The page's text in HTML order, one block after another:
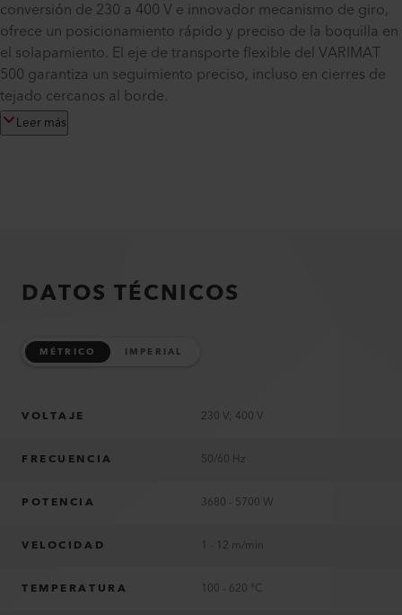
conversión de 230 a 400 V e innovador mecanismo de giro,
ofrece un posicionamiento rápido y preciso de la boquilla en
el solapamiento. El eje de transporte flexible del VARIMAT
500 garantiza un seguimiento preciso, incluso en cierres de
tejado cercanos al borde.
Leer más
DATOS TÉCNICOS
MÉTRICO IMPERIAL
VOLTAJE 230 V; 400 V
FRECUENCIA 50/60 Hz
POTENCIA 3680 - 5700 W
VELOCIDAD 1 - 12 m/min
TEMPERATURA 100 - 620 °C